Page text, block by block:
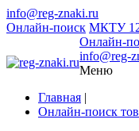
info@reg-znaki.ru
Онлайн-поиск МКТУ
Онлайн-
info@reg-
Меню
Главная |
Онлайн-поиск